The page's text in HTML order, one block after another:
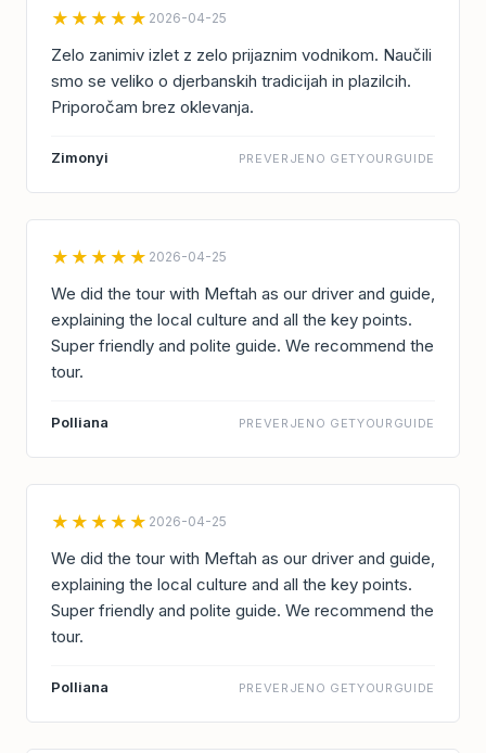
★★★★★ 2026-04-25
Zelo zanimiv izlet z zelo prijaznim vodnikom. Naučili
smo se veliko o djerbanskih tradicijah in plazilcih.
Priporočam brez oklevanja.
Zimonyi PREVERJENO GETYOURGUIDE
★★★★★ 2026-04-25
We did the tour with Meftah as our driver and guide,
explaining the local culture and all the key points.
Super friendly and polite guide. We recommend the
tour.
Polliana PREVERJENO GETYOURGUIDE
★★★★★ 2026-04-25
We did the tour with Meftah as our driver and guide,
explaining the local culture and all the key points.
Super friendly and polite guide. We recommend the
tour.
Polliana PREVERJENO GETYOURGUIDE